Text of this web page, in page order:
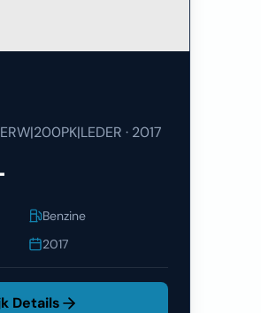
· 2017
Benzine
2017
Details